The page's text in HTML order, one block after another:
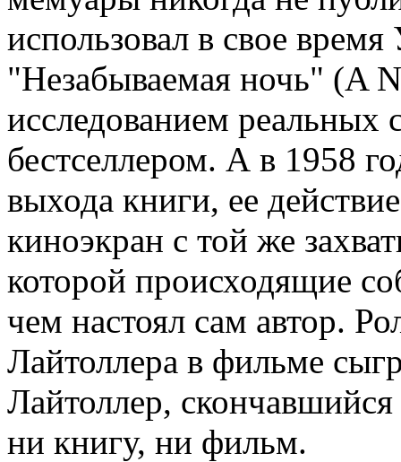
использовал в свое
"Незабываемая ночь" (A
исследованием реальных
бестселлером. А в 1958
выхода книги, ее
киноэкран с той же
которой происходящие
чем настоял сам автор.
Лайтоллера в фильме
Лайтоллер,
ни книгу, ни фильм.